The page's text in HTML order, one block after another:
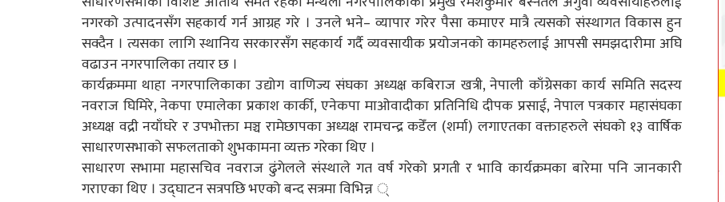
नगरको उत्पादनसँग सहकार्य गर्न आग्रह गरे । उनले भने– व्यापार गरेर पैसा कमाएर मात्रै त्यसको संस्थागत विकास हुन
सक्दैन । त्यसका लागि स्थानिय सरकारसँग सहकार्य गर्दै व्यवसायीक प्रयोजनको कामहरुलाई आपसी समझदारीमा अघि
वढाउन नगरपालिका तयार छ ।
कार्यक्रममा थाहा नगरपालिकाका उद्योग वाणिज्य संघका अध्यक्ष कबिराज खत्री, नेपाली काँग्रेसका कार्य समिति सदस्य
नवराज घिमिरे, नेकपा एमालेका प्रकाश कार्की, एनेकपा माओवादीका प्रतिनिधि दीपक प्रसाई, नेपाल पत्रकार महासंघका
अध्यक्ष वद्री नयाँघरे र उपभोक्ता मञ्च रामेछापका अध्यक्ष रामचन्द्र कडेँल (शर्मा) लगाएतका वक्ताहरुले संघको १३ वार्षिक
साधारणसभाको सफलताको शुभकामना व्यक्त गरेका थिए ।
साधारण सभामा महासचिव नवराज ढुंगेलले संस्थाले गत वर्ष गरेको प्रगती र भावि कार्यक्रमका बारेमा पनि जानकारी
गराएका थिए । उद्घाटन सत्रपछि भएको बन्द सत्रमा विभिन्न ्